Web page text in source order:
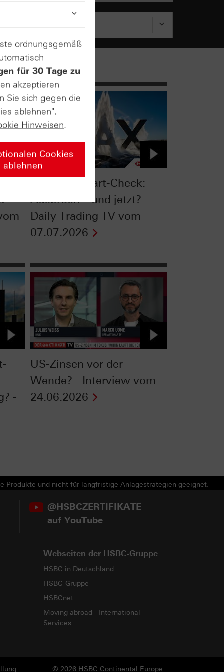
DAX® im Chart-Check:
Ausbruch – und jetzt? -
Daily Trading TV vom
07.07.2026
-
US-Zinsen vor der
Wende? - Interview vom
24.06.2026
Produkte und nicht für langfristige Anlagestrategien geeignet.
@HSBCZERTIFIKATE
auf YouTube
Webseiten der HSBC-Gruppe
HSBC in Deutschland
HSBC-Gruppe
HSBCnet
Moving abroad - International
Services
© 2026 HSBC Continental Europe
ordnungsgemäß
für 30 Tage zu
akzeptieren
Sie sich gegen die
ablehnen".
Hinweisen.
Cookies
ablehnen